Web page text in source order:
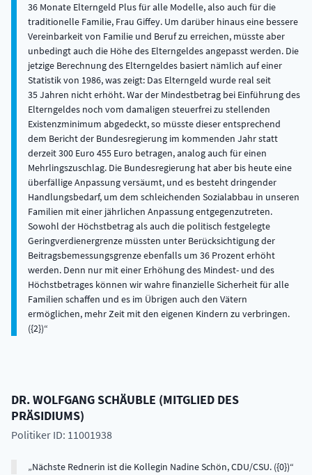
36 Monate Elterngeld Plus für alle Modelle, also auch für die
traditionelle Familie, Frau Giffey. Um darüber hinaus eine bessere
Vereinbarkeit von Familie und Beruf zu erreichen, müsste aber
unbedingt auch die Höhe des Elterngeldes angepasst werden. Die
jetzige Berechnung des Elterngeldes basiert nämlich auf einer
Statistik von 1986, was zeigt: Das Elterngeld wurde real seit
35 Jahren nicht erhöht. War der Mindestbetrag bei Einführung des
Elterngeldes noch vom damaligen steuerfrei zu stellenden
Existenzminimum abgedeckt, so müsste dieser entsprechend
dem Bericht der Bundesregierung im kommenden Jahr statt
derzeit 300 Euro 455 Euro betragen, analog auch für einen
Mehrlingszuschlag. Die Bundesregierung hat aber bis heute eine
überfällige Anpassung versäumt, und es besteht dringender
Handlungsbedarf, um dem schleichenden Sozialabbau in unseren
Familien mit einer jährlichen Anpassung entgegenzutreten.
Sowohl der Höchstbetrag als auch die politisch festgelegte
Geringverdienergrenze müssten unter Berücksichtigung der
Beitragsbemessungsgrenze ebenfalls um 36 Prozent erhöht
werden. Denn nur mit einer Erhöhung des Mindest- und des
Höchstbetrages können wir wahre finanzielle Sicherheit für alle
Familien schaffen und es im Übrigen auch den Vätern
ermöglichen, mehr Zeit mit den eigenen Kindern zu verbringen.
({2})
DR.WOLFGANGSCHÄUBLE (MITGLIED DES
PRÄSIDIUMS)
Politiker ID: 11001938
Nächste Rednerin ist die Kollegin Nadine Schön, CDU/CSU. ({0})